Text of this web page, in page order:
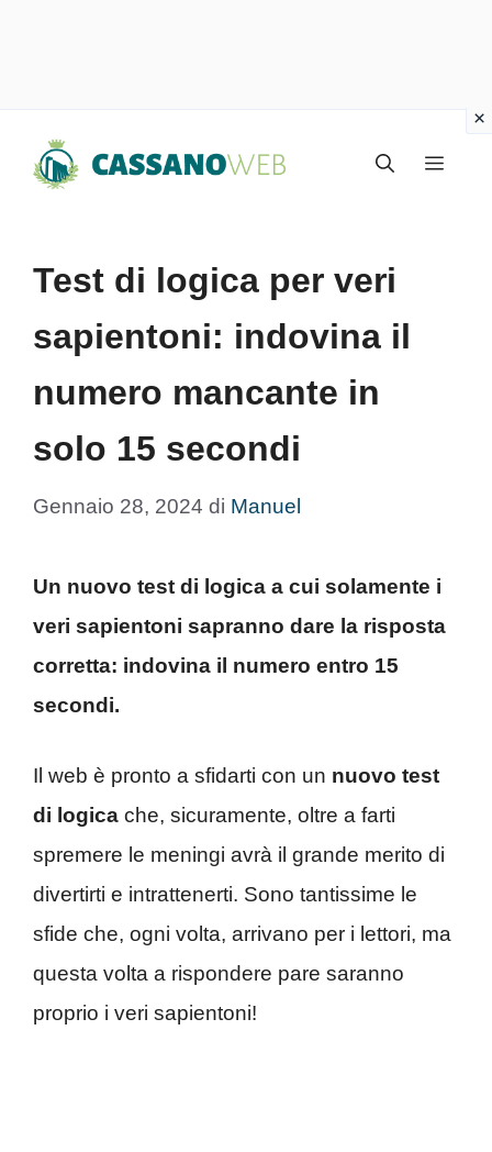
Menu
Test di logica per veri
sapientoni: indovina il
numero mancante in
solo 15 secondi
Gennaio 28, 2024 di Manuel
Un nuovo test di logica a cui solamente i
veri sapientoni sapranno dare la risposta
corretta: indovina il numero entro 15
secondi.
Il web è pronto a sfidarti con un nuovo test
di logica che, sicuramente, oltre a farti
spremere le meningi avrà il grande merito di
divertirti e intrattenerti. Sono tantissime le
sfide che, ogni volta, arrivano per i lettori, ma
questa volta a rispondere pare saranno
proprio i veri sapientoni!